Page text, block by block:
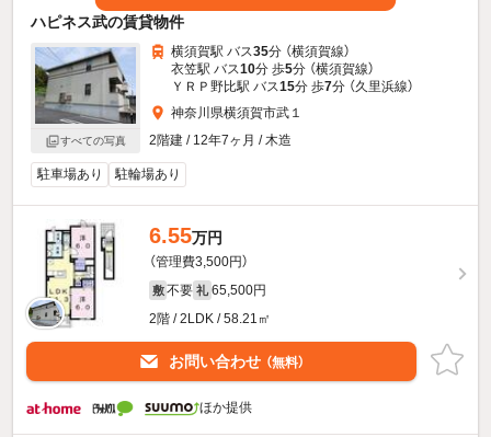
ハピネス武の賃貸物件
すべての写真
横須賀駅 バス35分 （横須賀線）
衣笠駅 バス10分 歩5分 （横須賀線）
ＹＲＰ野比駅 バス15分 歩7分 （久里浜線）
神奈川県横須賀市武１
2階建 / 12年7ヶ月 / 木造
駐車場あり 駐輪場あり
6.55万円
（管理費3,500円）
敷 不要 礼 65,500円
2階 / 2LDK / 58.21㎡
お問い合わせ （無料）
ほか提供